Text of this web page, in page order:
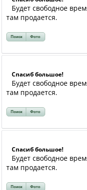
Будет свободное
там продается.
Поиск Фото
Спасиб большое!
Будет свободное
там продается.
Поиск Фото
Спасиб большое!
Будет свободное
там продается.
Поиск Фото